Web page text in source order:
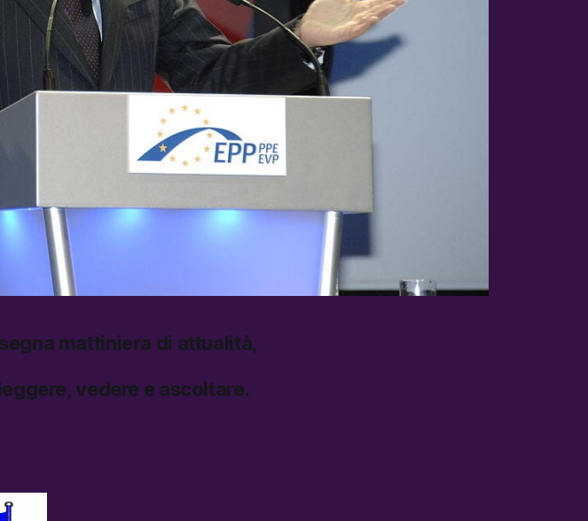
mattiniera di attualità,
vedere e ascoltare.